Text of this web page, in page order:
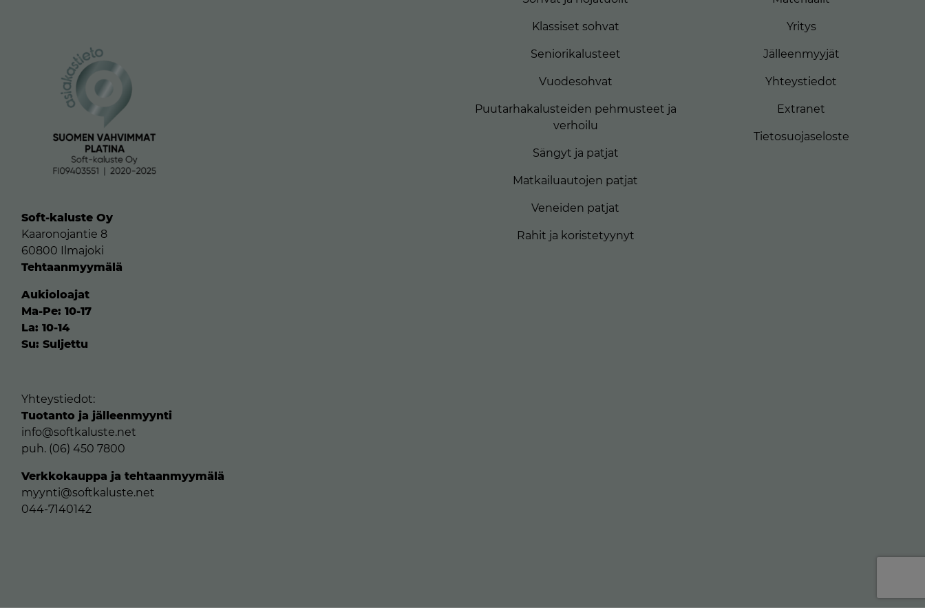
Soft-kaluste Oy
Kaaronojantie 8
60800 Ilmajoki
Tehtaanmyymälä
Aukioloajat
Ma-Pe: 10-17
La: 10-14
Su: Suljettu
Yhteystiedot:
Tuotanto ja jälleenmyynti
info@softkaluste.net
puh. (06) 450 7800
Verkkokauppa ja tehtaanmyymälä
myynti@softkaluste.net
044-7140142
Klassiset sohvat
Seniorikalusteet
Vuodesohvat
Puutarhakalusteiden pehmusteet ja
verhoilu
Sängyt ja patjat
Matkailuautojen patjat
Veneiden patjat
Rahit ja koristetyynyt
Yritys
Jälleenmyyjät
Yhteystiedot
Extranet
Tietosuojaseloste